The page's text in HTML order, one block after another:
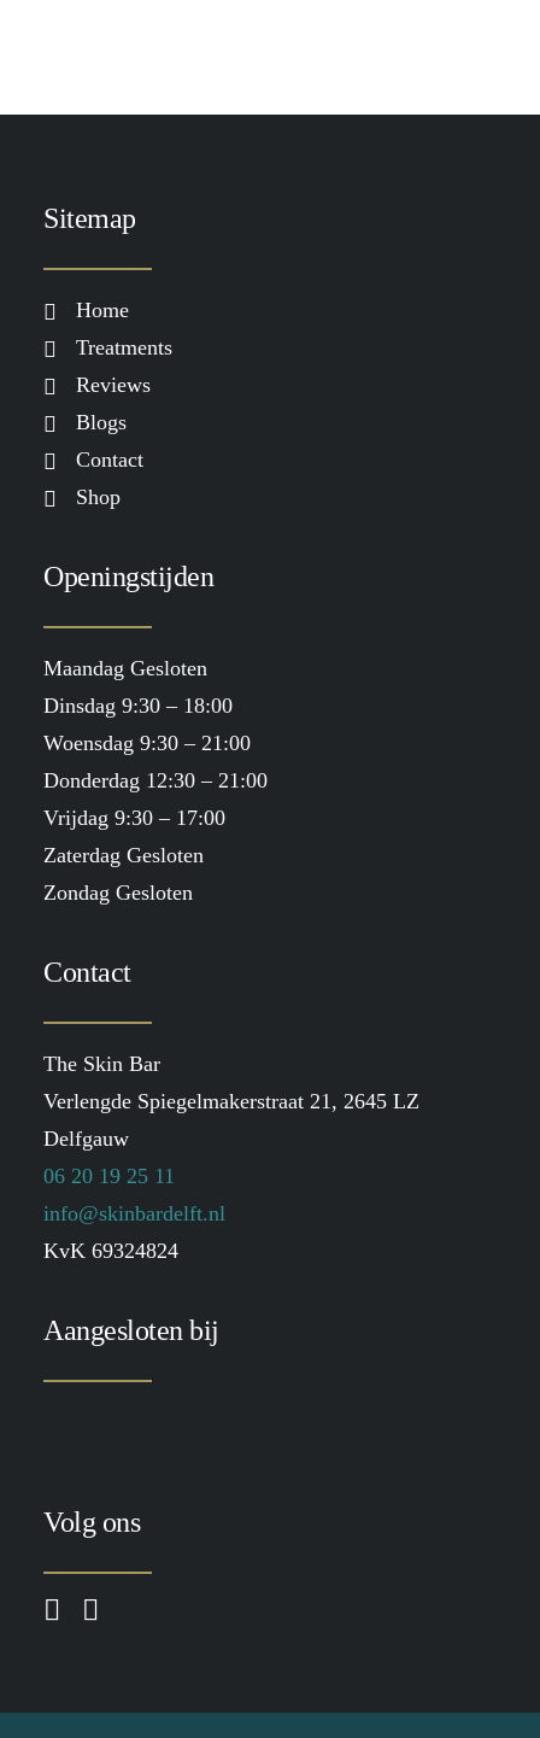
Sitemap
Home
Treatments
Reviews
Blogs
Contact
Shop
Openingstijden
Maandag Gesloten
Dinsdag 9:30 – 18:00
Woensdag 9:30 – 21:00
Donderdag 12:30 – 21:00
Vrijdag 9:30 – 17:00
Zaterdag Gesloten
Zondag Gesloten
Contact
The Skin Bar
Verlengde Spiegelmakerstraat 21, 2645 LZ
Delfgauw
06 20 19 25 11
info@skinbardelft.nl
KvK 69324824
Aangesloten bij
Volg ons